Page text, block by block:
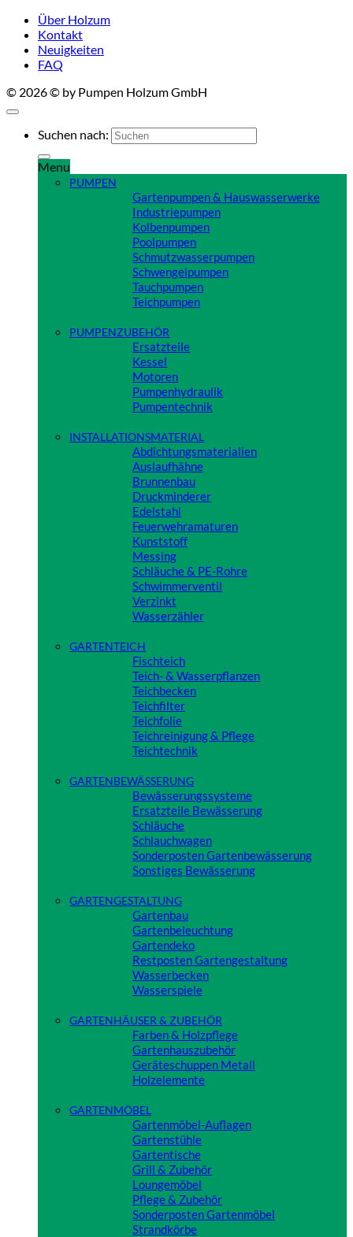
Über Holzum
Kontakt
Neuigkeiten
FAQ
© 2026 © by Pumpen Holzum GmbH
Suchen nach:
Menu
PUMPEN
Gartenpumpen & Hauswasserwerke
Industriepumpen
Kolbenpumpen
Poolpumpen
Schmutzwasserpumpen
Schwengelpumpen
Tauchpumpen
Teichpumpen
PUMPENZUBEHÖR
Ersatzteile
Kessel
Motoren
Pumpenhydraulik
Pumpentechnik
INSTALLATIONSMATERIAL
Abdichtungsmaterialien
Auslaufhähne
Brunnenbau
Druckminderer
Edelstahl
Feuerwehramaturen
Kunststoff
Messing
Schläuche & PE-Rohre
Schwimmerventil
Verzinkt
Wasserzähler
GARTENTEICH
Fischteich
Teich- & Wasserpflanzen
Teichbecken
Teichfilter
Teichfolie
Teichreinigung & Pflege
Teichtechnik
GARTENBEWÄSSERUNG
Bewässerungssysteme
Ersatzteile Bewässerung
Schläuche
Schlauchwagen
Sonderposten Gartenbewässerung
Sonstiges Bewässerung
GARTENGESTALTUNG
Gartenbau
Gartenbeleuchtung
Gartendeko
Restposten Gartengestaltung
Wasserbecken
Wasserspiele
GARTENHÄUSER & ZUBEHÖR
Farben & Holzpflege
Gartenhauszubehör
Geräteschuppen Metall
Holzelemente
GARTENMÖBEL
Gartenmöbel-Auflagen
Gartenstühle
Gartentische
Grill & Zubehör
Loungemöbel
Pflege & Zubehör
Sonderposten Gartenmöbel
Strandkörbe